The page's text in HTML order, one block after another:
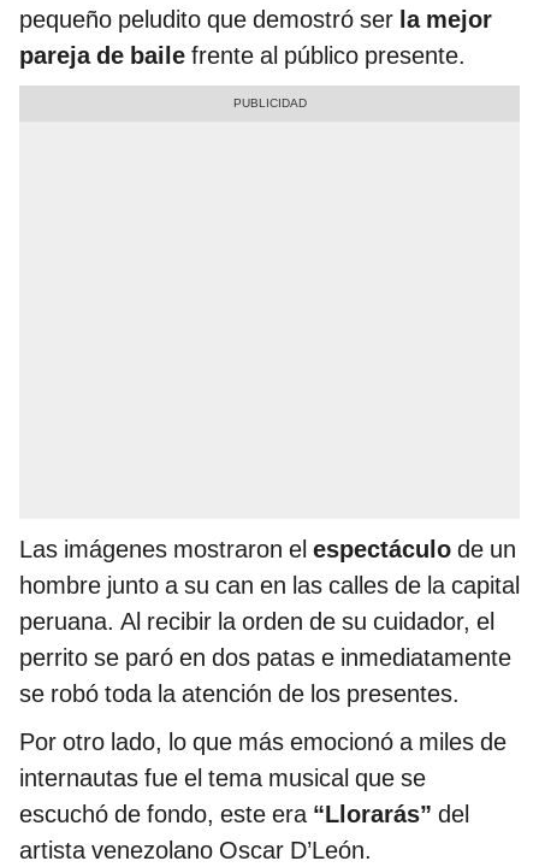
pequeño peludito que demostró ser la mejor
pareja de baile frente al público presente.
Las imágenes mostraron el espectáculo de un
hombre junto a su can en las calles de la capital
peruana. Al recibir la orden de su cuidador, el
perrito se paró en dos patas e inmediatamente
se robó toda la atención de los presentes.
Por otro lado, lo que más emocionó a miles de
internautas fue el tema musical que se
escuchó de fondo, este era “Llorarás” del
artista venezolano Oscar D’León.